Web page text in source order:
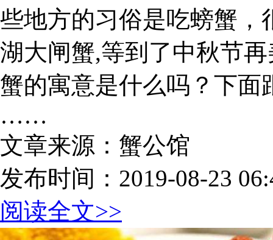
些地方的习俗是吃螃蟹，
湖大闸蟹,等到了中秋节
蟹的寓意是什么吗？下面
……
文章来源：蟹公馆
发布时间：2019-08-23
阅读全文>>